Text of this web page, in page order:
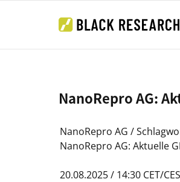
NanoRepro AG:
NanoRepro AG /
NanoRepro AG: Aktuelle
20.08.2025 / 14:30 CET/